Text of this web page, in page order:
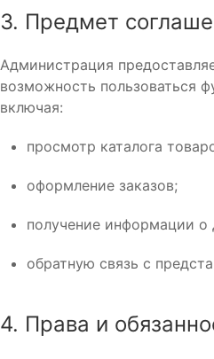
3. Предмет
Администрация
возможность пользоваться
включая:
просмотр каталога
оформление заказов;
получение информации о
обратную связь с
4. Права и